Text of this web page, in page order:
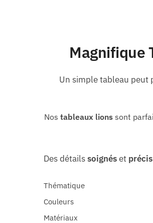
Magnifique
Un simple tableau peut
Nos tableaux lions sont
Des détailssoignéset précis
Thématique
Couleurs
Matériaux